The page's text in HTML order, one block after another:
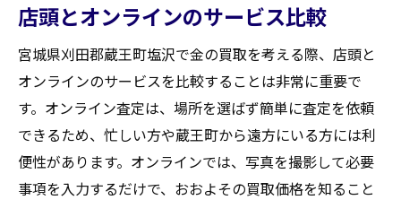
店頭とオンラインのサービス比較
宮城県刈田郡蔵王町塩沢で金の買取を考える際、店頭と
オンラインのサービスを比較することは非常に重要で
す。オンライン査定は、場所を選ばず簡単に査定を依頼
できるため、忙しい方や蔵王町から遠方にいる方には利
便性があります。オンラインでは、写真を撮影して必要
事項を入力するだけで、おおよその買取価格を知ること